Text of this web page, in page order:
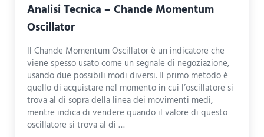
Analisi Tecnica – Chande Momentum
Oscillator
Il Chande Momentum Oscillator è un indicatore che
viene spesso usato come un segnale di negoziazione,
usando due possibili modi diversi. Il primo metodo è
quello di acquistare nel momento in cui l’oscillatore si
trova al di sopra della linea dei movimenti medi,
mentre indica di vendere quando il valore di questo
oscillatore si trova al di …